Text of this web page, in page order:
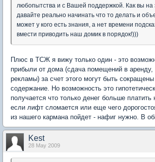
любопытства и с Вашей поддержкой. Как вы на
давайте реально начинать что то делать и
может у кого есть знания, а нет времени
вмести приводить наш домик в порядок!)))
Плюс в ТСЖ я вижу только один - это
прибыли от дома (сдача помещений в
рекламы) за счет этого могут быть
содержание. Но возможность это
получается что только денег больше
если лифт сломается или еще чего
из нашего кармана пойдет - нафиг нужно. В
Kest
28 May 2009